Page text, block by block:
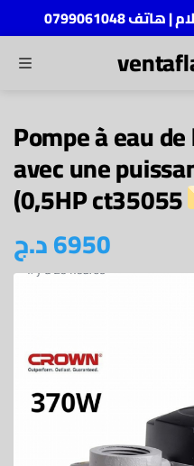
0799061048
MENU
Pompe à eau
avec une
(0,5HP ct35055
6950د.ج